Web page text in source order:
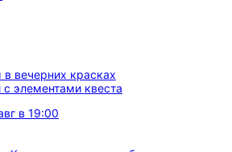
вечерних красках
с элементами квеста
в 19:00